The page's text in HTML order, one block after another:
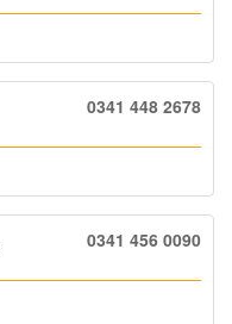
0341 448 2678
0341 456 0090